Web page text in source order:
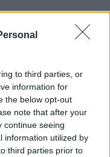
to third parties, or
information for
the below opt-out
note that after your
continue seeing
information utilized by
third parties prior to
rade venovať
sa ho môžete
alebo pozerať
dieťaťu
domov, bude za vami